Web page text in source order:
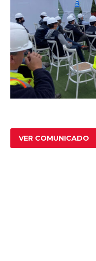
VER COMUNICADO